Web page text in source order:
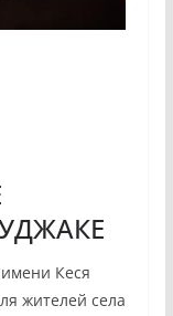
Кеся
жителей села